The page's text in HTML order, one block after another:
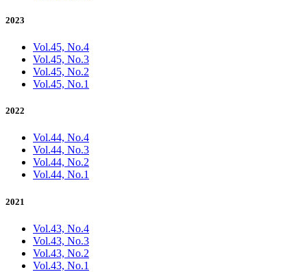
2023
Vol.45, No.4
Vol.45, No.3
Vol.45, No.2
Vol.45, No.1
2022
Vol.44, No.4
Vol.44, No.3
Vol.44, No.2
Vol.44, No.1
2021
Vol.43, No.4
Vol.43, No.3
Vol.43, No.2
Vol.43, No.1